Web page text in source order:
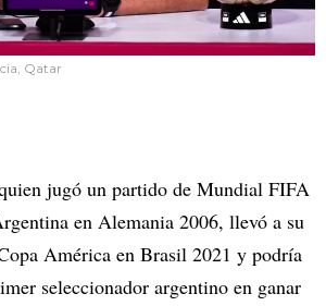
Qatar
jugó un partido de Mundial FIFA
en Alemania 2006, llevó a su
América en Brasil 2021 y podría
seleccionador argentino en ganar